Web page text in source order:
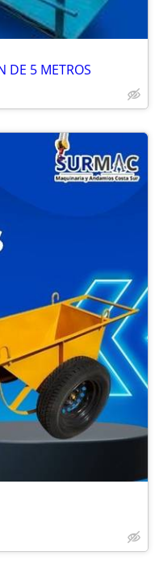
DE 5 METROS